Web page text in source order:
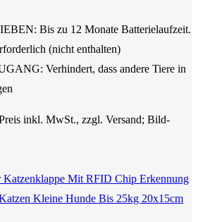
Bis zu 12 Monate Batterielaufzeit.
(nicht enthalten)
Verhindert, dass andere Tiere in
inkl. MwSt., zzgl. Versand; Bild-